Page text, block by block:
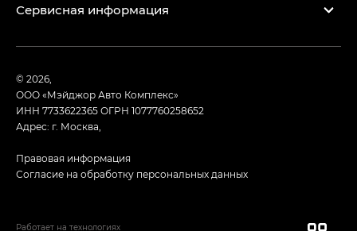
Сервисная информация
© 2026,
ООО «Мэйджор Авто Комплекс»
ИНН 7733622365ОГРН 1077760258652
Адрес: г. Москва,
Правовая информация
Согласие на обработку персональных данных
Работает на технологиях